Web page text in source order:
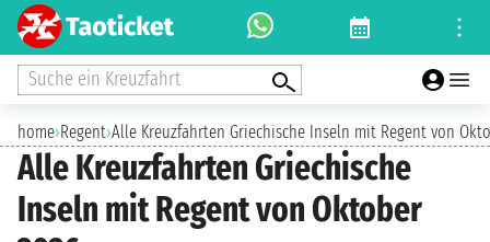
Suche ein Kreuzfahrt
home›Regent›Alle Kreuzfahrten Griechische Inseln mit Regent von
Alle Kreuzfahrten Griechische
Inseln mit Regent von Oktober